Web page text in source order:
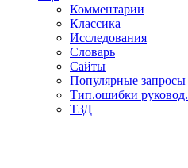
Комментарии
Классика
Исследования
Словарь
Сайты
Популярные запросы
Тип.ошибки руковод.
ТЗД